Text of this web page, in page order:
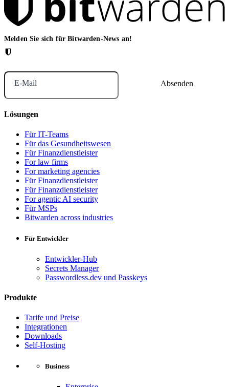
Melden Sie sich für Bitwarden-News an!
E-Mail
Lösungen
Für IT-Teams
Für das Gesundheitswesen
Für Finanzdienstleister
For law firms
For marketing agencies
Für Finanzdienstleister
Für Finanzdienstleister
For agentic AI security
Für MSPs
Bitwarden across industries
Für Entwickler
Entwickler-Hub
Secrets Manager
Passwordless.dev und Passkeys
Produkte
Tarife und Preise
Integrationen
Downloads
Self-Hosting
Business